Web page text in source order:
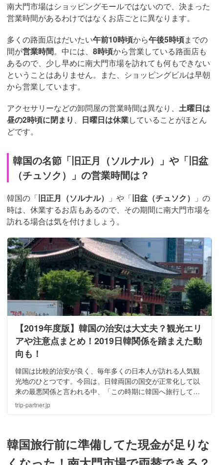
南大門市場はショッピングモールではないので、決まった
営業時間があるわけではなくお店ごとに異なります。
多くの路面店はだいたい午前10時頃から午後5時頃までの
間が営業時間。中には、 8時頃から営業している路面店も
あるので、少し早めに南大門市場を訪れても何もできない
ということはありません。また、ショッピングビルは早朝
から営業しています。
アクセサリーなどの卸問屋の営業時間は異なり、 土曜日は
昼の2時頃に閉まり 、 日曜日は休業していることがほとん
どです。
韓国の名節「旧正月（ソルナル）」や「旧盆
（チュソク）」の営業時間は？
韓国の「旧正月（ソルナル） 」や「旧盆（チュソク）
」の
時は、休業するお店もあるので、その期間に南大門市場を
訪れる場合は気を付けましょう。
【2019年度版】韓国の治安は大丈夫？観光エリ
アや注意点まとめ！2019日韓関係を踏まえた動
向も！
韓国は比較的治安が良く、毎年多くの日本人が訪れる人気観
光地のひとつです。今回は、日韓両国の国交が正常化して以
来の最悪関係と言われる中、「この時期に韓国へ旅行しても
大丈夫なの？」という質問や、現在の韓国の治安状況につい
ての疑問についてお答えしましょう。
trip-partner.jp
韓国旅行前に準備してた現金が足りな